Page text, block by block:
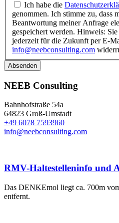
Ich habe die
genommen. Ich stimme zu, dass
Beantwortung meiner Anfrage
gespeichert werden. Hinweis:
jederzeit für die Zukunft per E-
info@neebconsulting.com
Absenden
NEEB Consulting
Bahnhofstraße 54a
64823 Groß-Umstadt
+49 6078 7593960
info@neebconsulting.com
RMV-Haltestelleninfo und
Das DENKEmol liegt ca. 700m
entfernt.